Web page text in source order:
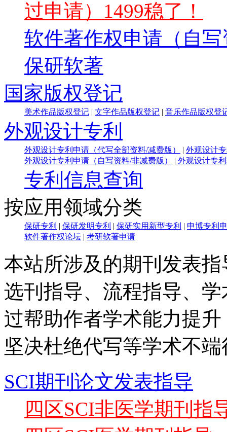
过申请）1499稳了！
软件著作权申请（自
保研软著
国家版权登记
美术作品版权登记 文字作品版权登记 音乐作品版权登
外观设计专利
外观设计专利申请（代写全部资料/减费版）
外观设计
外观设计专利申请（自写资料/非减费版）
外观设计专
专利信息查询
按应用领域分类
保研专利 保研发明专利 保研实用新型专利
申博专利
软件著作权论坛
考研软著申请
本站所涉及的期刊发表
选刊指导、流程指导、
过帮助作者学术能力提
坚决杜绝代写等学术不
SCI期刊论文发表指导
四区SCI非医学期刊指